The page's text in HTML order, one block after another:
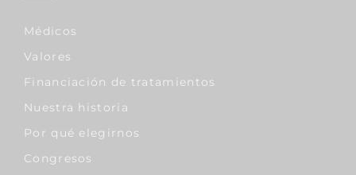
Médicos
Valores
Financiación de tratamientos
Nuestra historia
Por qué elegirnos
Congresos